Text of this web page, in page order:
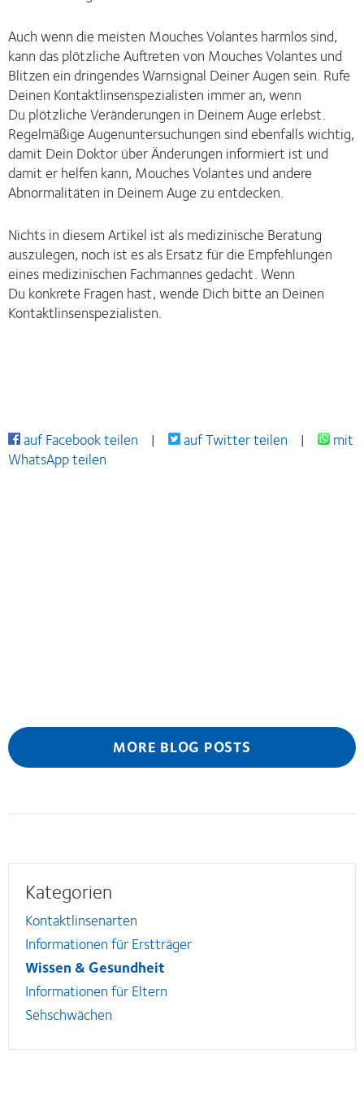
Auch wenn die meisten Mouches Volantes harmlos sind,
kann das plötzliche Auftreten von Mouches Volantes und
Blitzen ein dringendes Warnsignal Deiner Augen sein. Rufe
Deinen Kontaktlinsenspezialisten immer an, wenn
Du plötzliche Veränderungen in Deinem Auge erlebst.
Regelmäßige Augenuntersuchungen sind ebenfalls wichtig,
damit Dein Doktor über Änderungen informiert ist und
damit er helfen kann, Mouches Volantes und andere
Abnormalitäten in Deinem Auge zu entdecken.
Nichts in diesem Artikel ist als medizinische Beratung
auszulegen, noch ist es als Ersatz für die Empfehlungen
eines medizinischen Fachmannes gedacht. Wenn
Du konkrete Fragen hast, wende Dich bitte an Deinen
Kontaktlinsenspezialisten.
auf Facebook teilen | auf Twitter teilen |
mit
WhatsApp teilen
MORE BLOG POSTS
Kategorien
Kontaktlinsenarten
Informationen für Erstträger
Wissen & Gesundheit
Informationen für Eltern
Sehschwächen